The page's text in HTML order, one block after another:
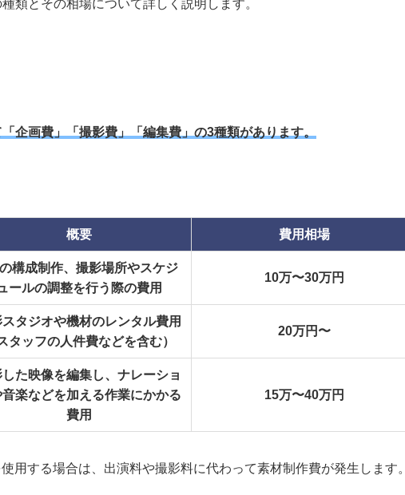
類とその相場について詳しく説明します。
企画費」「撮影費」「編集費」の3種類があります。
概要 費用相場
構成制作、撮影場所やスケジ
ールの調整を行う際の費用
10万〜30万円
タジオや機材のレンタル費用
タッフの人件費などを含む）
20万円〜
た映像を編集し、ナレーショ
音楽などを加える作業にかかる
費用
15万〜40万円
用する場合は、出演料や撮影料に代わって素材制作費が発生します。